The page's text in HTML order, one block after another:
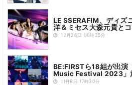
LE SSERAFIM、ディズ
洋＆ミセス大森元貴と
12月26日 00時35分
BE:FIRSTら18組が出演
Music Festival 2023」
11月8日 17時30分